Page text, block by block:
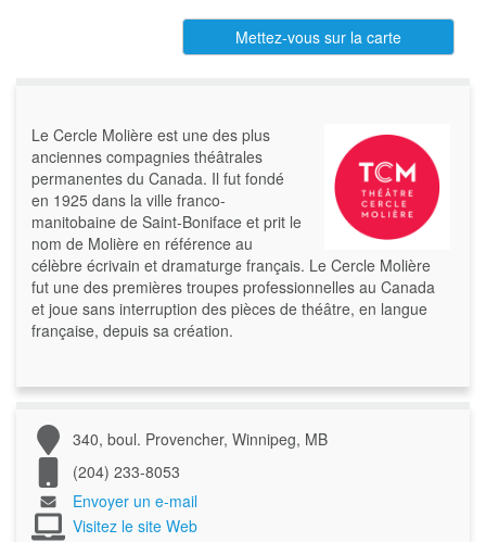
Mettez-vous sur la carte
Le Cercle Molière est une des plus
anciennes compagnies théâtrales
permanentes du Canada. Il fut fondé
en 1925 dans la ville franco-
manitobaine de Saint-Boniface et prit le
nom de Molière en référence au
célèbre écrivain et dramaturge français. Le Cercle Molière
fut une des premières troupes professionnelles au Canada
et joue sans interruption des pièces de théâtre, en langue
française, depuis sa création.
340, boul. Provencher, Winnipeg, MB
(204) 233-8053
Envoyer un e-mail
Visitez le site Web